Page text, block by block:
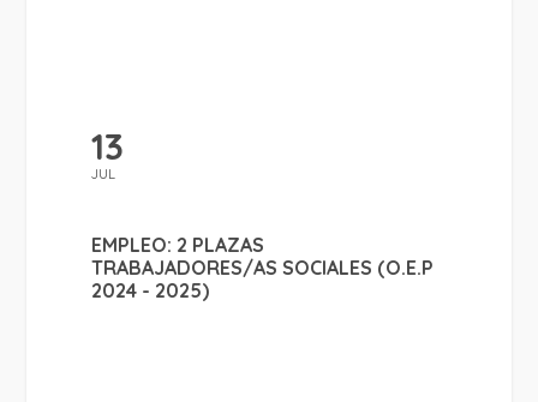
13
JUL
EMPLEO: 2 PLAZAS
TRABAJADORES/AS SOCIALES (O.E.P
2024 - 2025)